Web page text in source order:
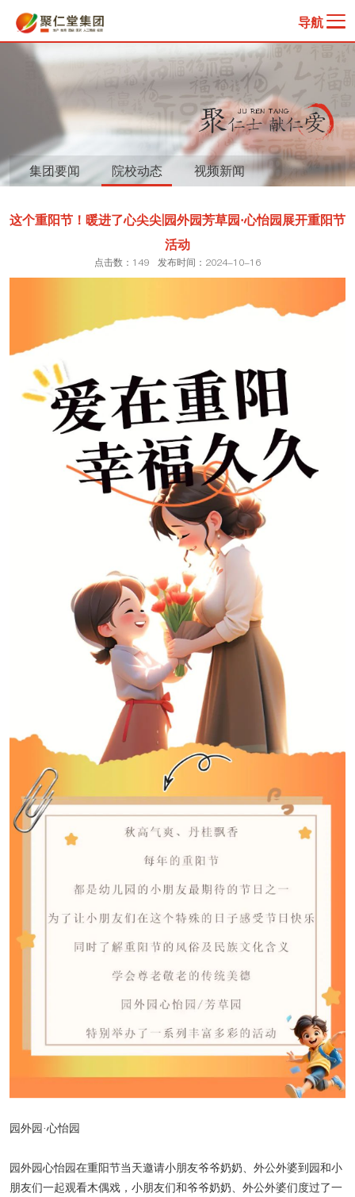
导航
集团要闻 院校动态 视频新闻
这个重阳节！暖进了心尖尖|园外园芳草园·心怡园展开重阳节
活动
点击数：149 发布时间：2024-10-16
园外园·心怡园
园外园心怡园在重阳节当天邀请小朋友爷爷奶奶、外公外婆到园和小
朋友们一起观看木偶戏，小朋友们和爷爷奶奶、外公外婆们度过了一